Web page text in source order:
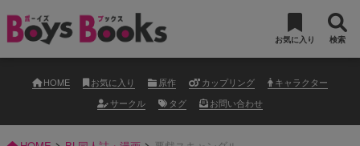
お気に入り 検索
HOME お気に入り 原作 カップリング
キャラクター
サークル
タグ お問い合わせ